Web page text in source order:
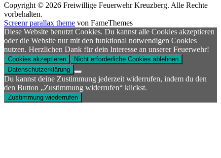
Copyright © 2026 Freiwillige Feuerwehr Kreuzberg. Alle Rechte
vorbehalten.
Screenr parallax theme von FameThemes
Diese Website benutzt Cookies. Du kannst alle Cookies akzeptieren
oder die Website nur mit den funktional notwendigen Cookies
nutzen. Herzlichen Dank für dein Interesse an unserer Feuerwehr!
Cookies akzeptieren
Nicht erforderliche Cookies ablehnen
Datenschutzerklärung
Du kannst deine Zustimmung jederzeit widerrufen, indem du den
den Button „Zustimmung widerrufen“ klickst.
Zustimmung wiederrufen